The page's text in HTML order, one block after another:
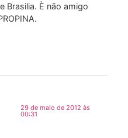
Brasilia. È não amigo
29 de maio de 2012 às
00:31